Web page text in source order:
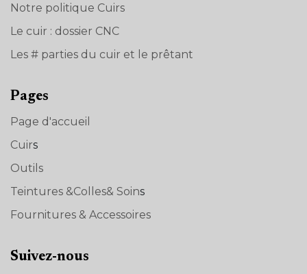
Notre politique Cuirs
Le cuir : dossier CNC
Les # parties du cuir et le prêtant
Pages
Page d'accueil
Cuirs
Outils
Teintures &Colles& Soins
Fournitures & Accessoires
Suivez-nous